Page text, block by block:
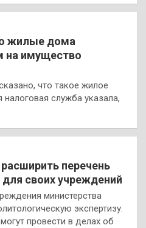
жилые дома
на имущество
что такое жилое
служба указала,
перечень
своих учреждений
министерства
экспертизу.
провести в делах об